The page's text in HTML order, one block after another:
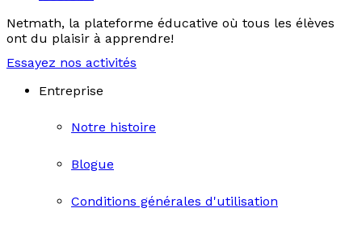
Netmath, la plateforme éducative où tous les élèves
ont du plaisir à apprendre!
Essayez nos activités
Entreprise
Notre histoire
Blogue
Conditions générales d'utilisation